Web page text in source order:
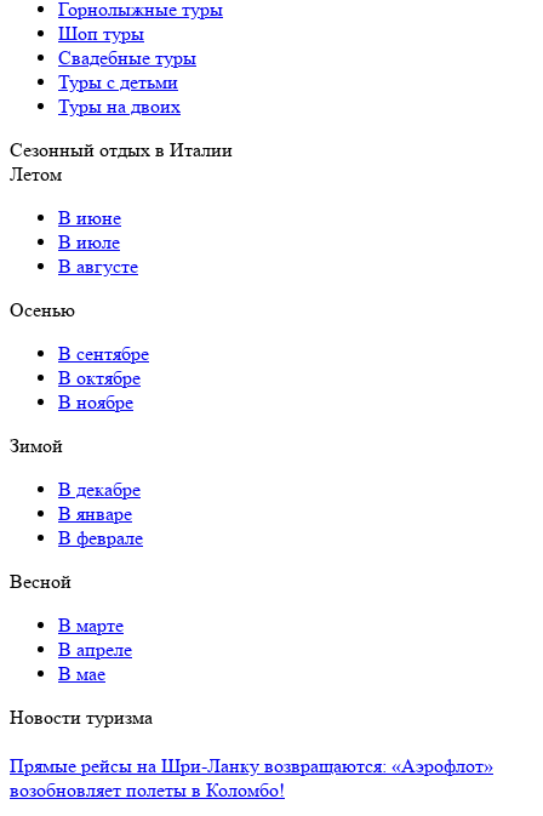
Горнолыжные туры
Шоп туры
Свадебные туры
Туры с детьми
Туры на двоих
Сезонный отдых в Италии
Летом
В июне
В июле
В августе
Осенью
В сентябре
В октябре
В ноябре
Зимой
В декабре
В январе
В феврале
Весной
В марте
В апреле
В мае
Новости туризма
Прямые рейсы на Шри-Ланку возвращаются: «Аэрофлот»
возобновляет полеты в Коломбо!